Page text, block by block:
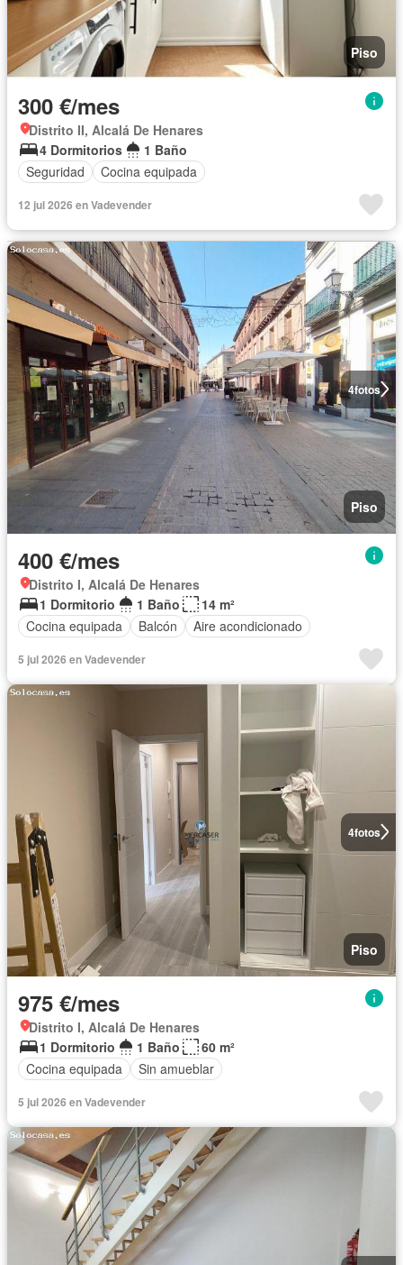
Piso
300 €/mes
Distrito II, Alcalá De Henares
4 Dormitorios
1 Baño
Seguridad
Cocina equipada
12 jul 2026 en Vadevender
4fotos
Piso
400 €/mes
Distrito I, Alcalá De Henares
1 Dormitorio
1 Baño
14 m²
Cocina equipada
Balcón Aire acondicionado
5 jul 2026 en Vadevender
4fotos
Piso
975 €/mes
Distrito I, Alcalá De Henares
1 Dormitorio
1 Baño
60 m²
Cocina equipada
Sin amueblar
5 jul 2026 en Vadevender